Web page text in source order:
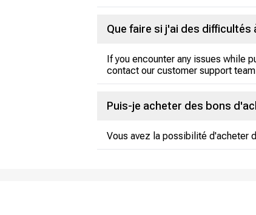
Que faire si j'ai des
If you encounter any issues while
contact our customer support
Puis-je acheter des bons
Vous avez la possibilité d'acheter